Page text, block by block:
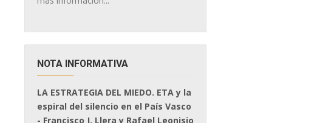
NOTA INFORMATIVA
LA ESTRATEGIA DEL MIEDO. ETA y la
espiral del silencio en el País Vasco
- Francisco J. Llera y Rafael Leonisio